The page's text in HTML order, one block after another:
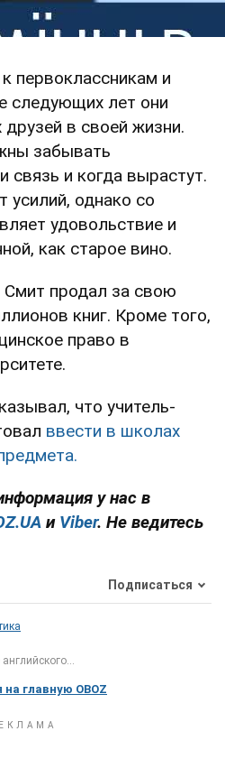
первоклассникам и
следующих лет они
друзей в своей жизни.
забывать
связь и когда вырастут.
усилий, однако со
удовольствие и
как старое вино.
продал за свою
книг. Кроме того,
право в
что учитель-
ввести в школах
у нас в
и Viber. Не ведитесь
Подписаться
на главную OBOZ